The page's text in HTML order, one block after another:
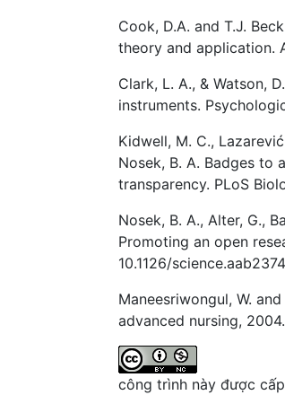
Cook, D.A. and T.J.
theory and application.
Clark, L. A., & Watson,
instruments.
Kidwell, M. C.,
Nosek, B. A. Badges
transparency. PLoS
Nosek, B. A., Alter, G.,
Promoting an open
10.1126/science.aab2374
Maneesriwongul, W.
advanced nursing,
công trình này được